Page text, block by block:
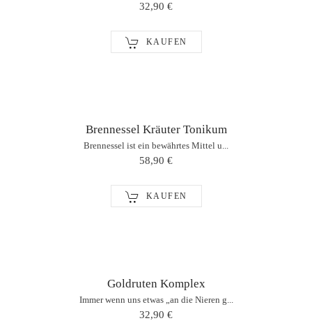
32,90 €
KAUFEN
Brennessel Kräuter Tonikum
Brennessel ist ein bewährtes Mittel u...
58,90 €
KAUFEN
Goldruten Komplex
Immer wenn uns etwas „an die Nieren g...
32,90 €